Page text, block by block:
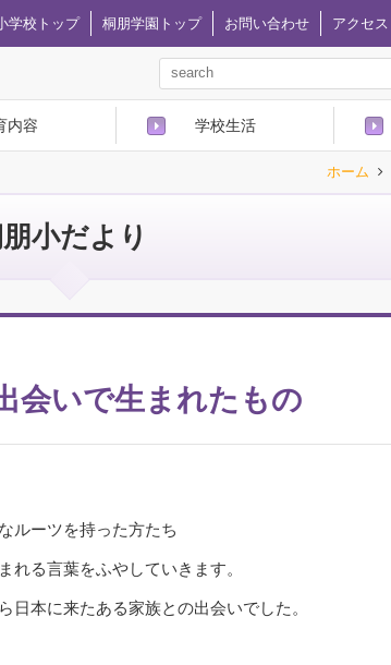
学校トップ 桐朋学園トップ お問い合わせ アクセス
内容 学校生活
ホーム
小だより
会いで生まれたもの
ルーツを持った方たち
れる言葉をふやしていきます。
本に来たある家族との出会いでした。